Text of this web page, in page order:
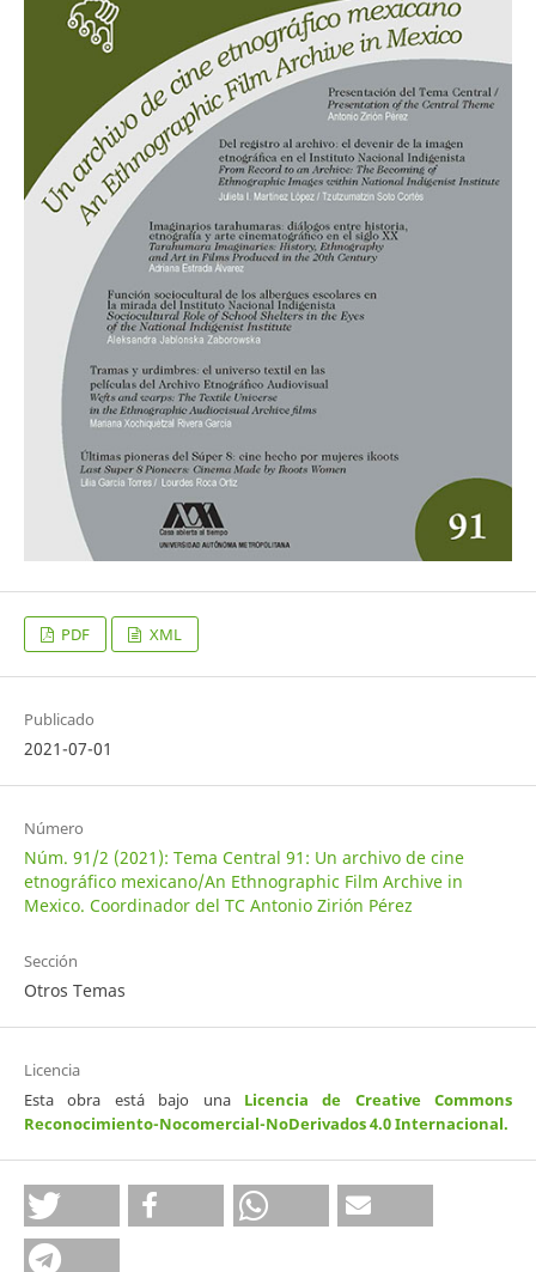
PDF XML
Publicado
2021-07-01
Número
Núm. 91/2 (2021): Tema Central 91: Un archivo de cine
etnográfico mexicano/An Ethnographic Film Archive in
Mexico. Coordinador del TC Antonio Zirión Pérez
Sección
Otros Temas
Licencia
Esta obra está bajo una Licencia de Creative Commons
Reconocimiento-Nocomercial-NoDerivados 4.0 Internacional.